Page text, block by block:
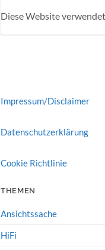
Diese Website
Impressum/Disclaimer
Datenschutzerklärung
Cookie Richtlinie
THEMEN
Ansichtssache
HiFi